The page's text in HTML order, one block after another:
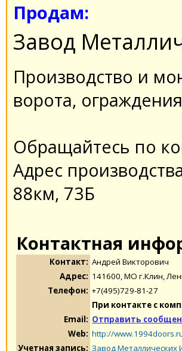
Продам:
Завод
Производство и
ворота,
Обращайтесь по
Адрес
88км, 73Б
Контактная
Контакт: Андрей Викторович
Адрес: 141600, МО г.Клин,
Телефон: +7(495)729-81-27
При контакте с
Email: Отправить
Web: http://
Учетная запись: Завод Металлических